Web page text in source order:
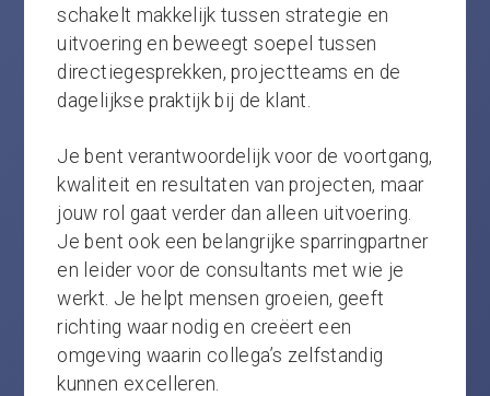
schakelt makkelijk tussen strategie en
uitvoering en beweegt soepel tussen
directiegesprekken, projectteams en de
dagelijkse praktijk bij de klant.
Je bent verantwoordelijk voor de voortgang,
kwaliteit en resultaten van projecten, maar
jouw rol gaat verder dan alleen uitvoering.
Je bent ook een belangrijke sparringpartner
en leider voor de consultants met wie je
werkt. Je helpt mensen groeien, geeft
richting waar nodig en creëert een
omgeving waarin collega’s zelfstandig
kunnen excelleren.